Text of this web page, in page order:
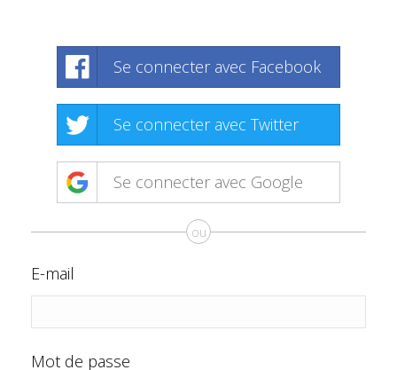
Se connecter avec Facebook
Se connecter avec Twitter
Se connecter avec Google
ou
E-mail
Mot de passe